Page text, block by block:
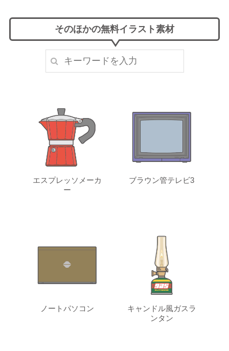
そのほかの無料イラスト素材
エスプレッソメーカ
ー
ブラウン管テレビ3
ノートパソコン
キャンドル風ガスラ
ンタン